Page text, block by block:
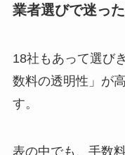
業者選びで迷っ
18社もあって選び
数料の透明性」が
す。
表の中でも、手数